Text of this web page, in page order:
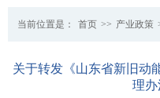
当前位置是： 首页 >> 产业政策
关于转发《山东省新旧动
理办